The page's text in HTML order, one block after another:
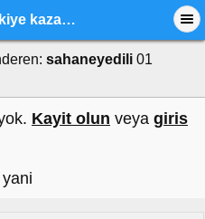
caudalieturkiye kazanan
sahaneyedili 01
Kayit olun veya giris